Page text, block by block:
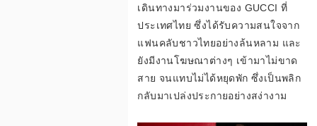
เดินทางมาร่วมงานของ GUCCI ที่
ประเทศไทย ซึ่งได้รับความสนใจจาก
แฟนคลับชาวไทยอย่างล้นหลาม และ
ยังมีงานโฆษณาต่างๆ เข้ามาไม่ขาด
สาย จนแทบไม่ได้หยุดพัก ซึ่งเป็นพลิก
กลับมาเปล่งประกายอย่างสง่างาม